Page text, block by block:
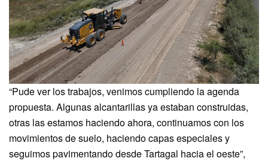
“Pude ver los trabajos, venimos cumpliendo la agenda
propuesta. Algunas alcantarillas ya estaban construidas,
otras las estamos haciendo ahora, continuamos con los
movimientos de suelo, haciendo capas especiales y
seguimos pavimentando desde Tartagal hacia el oeste”,